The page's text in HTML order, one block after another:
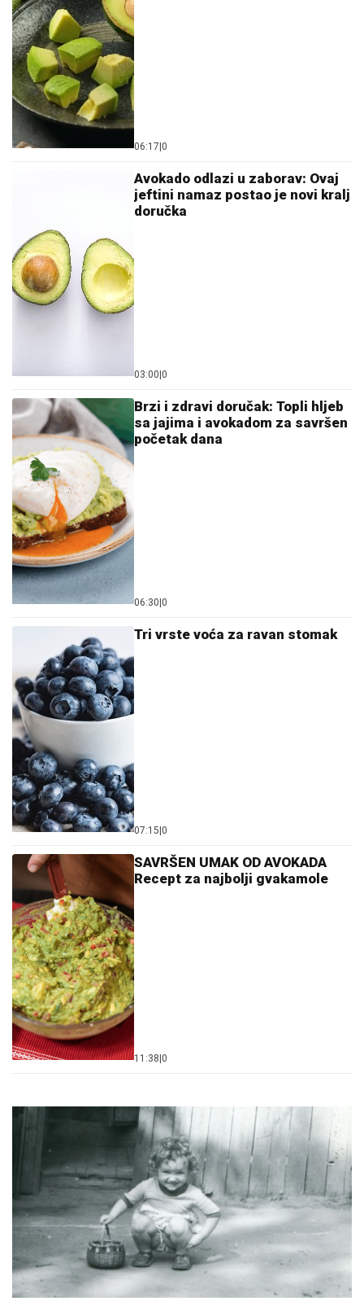
06:17 0
Avokado odlazi u zaborav: Ovaj
jeftini namaz postao je novi kralj
doručka
03:00 0
Brzi i zdravi doručak: Topli hljeb
sa jajima i avokadom za savršen
početak dana
06:30 0
Tri vrste voća za ravan stomak
07:15 0
SAVRŠEN UMAK OD AVOKADA
Recept za najbolji gvakamole
11:38 0